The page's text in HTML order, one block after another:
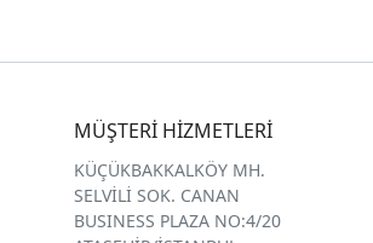
MÜŞTERİ HİZMETLERİ
KÜÇÜKBAKKALKÖY MH.
SELVİLİ SOK. CANAN
BUSINESS PLAZA NO:4/20